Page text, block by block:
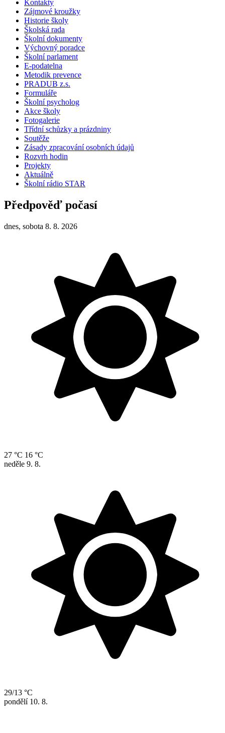
Kontakty
Zájmové kroužky
Historie školy
Školská rada
Školní dokumenty
Výchovný poradce
Školní parlament
E-podatelna
Metodik prevence
PRADUB z.s.
Formuláře
Školní psycholog
Akce školy
Fotogalerie
Třídní schůzky a prázdniny
Soutěže
Zásady zpracování osobních údajů
Rozvrh hodin
Projekty
Aktuálně
Školní rádio STAR
Předpověď počasí
dnes, sobota 8. 8. 2026
27 °C 16 °C
neděle 9. 8.
29/13 °C
pondělí 10. 8.